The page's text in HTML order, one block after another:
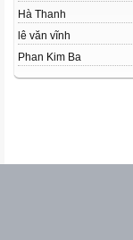
Hà Thanh
lê văn vĩnh
Phan Kim Ba